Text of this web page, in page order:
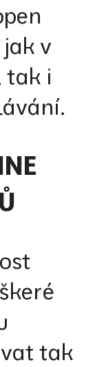
v
tak i
tak